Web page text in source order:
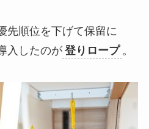
先順位を下げて保留に
入したのが 登りロープ 。